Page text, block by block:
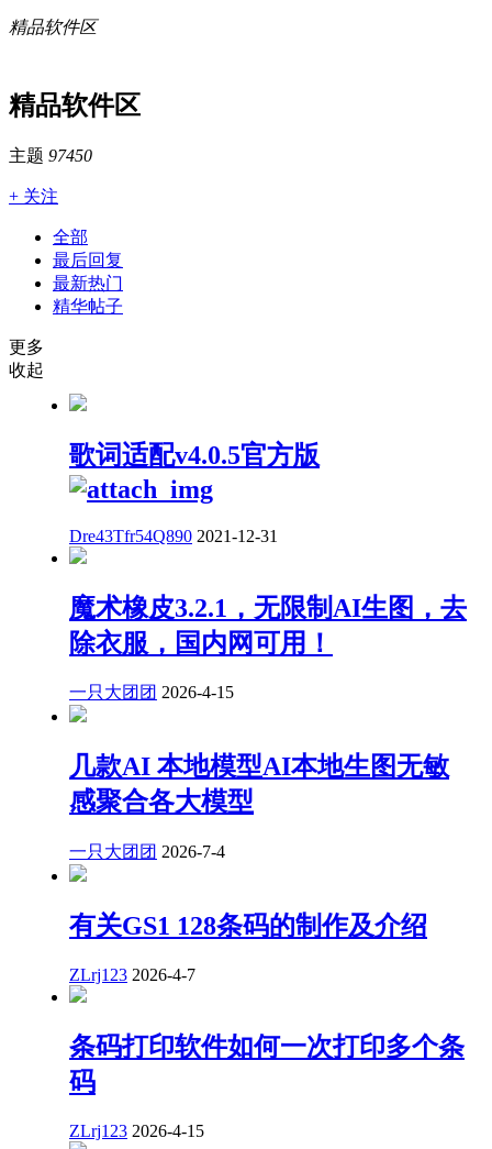
精品软件区
精品软件区
主题 97450
+ 关注
全部
最后回复
最新热门
精华帖子
更多
收起
歌词适配v4.0.5官方版
Dre43Tfr54Q890 2021-12-31
魔术橡皮3.2.1，无限制AI生图，去
除衣服，国内网可用！
一只大团团 2026-4-15
几款AI 本地模型AI本地生图无敏
感聚合各大模型
一只大团团 2026-7-4
有关GS1 128条码的制作及介绍
ZLrj123 2026-4-7
条码打印软件如何一次打印多个条
码
ZLrj123 2026-4-15